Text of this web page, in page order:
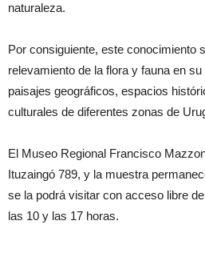
naturaleza.
Por consiguiente, este conocimiento
relevamiento de la flora y fauna en
paisajes geográficos, espacios
culturales de diferentes zonas de
El Museo Regional Francisco
Ituzaingó 789, y la muestra
se la podrá visitar con acceso libre
las 10 y las 17 horas.